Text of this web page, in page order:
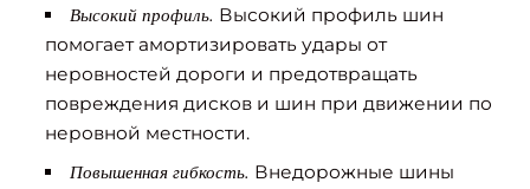
Высокий профиль. Высокий профиль шин
помогает амортизировать удары от
неровностей дороги и предотвращать
повреждения дисков и шин при движении по
неровной местности.
Повышенная гибкость. Внедорожные шины